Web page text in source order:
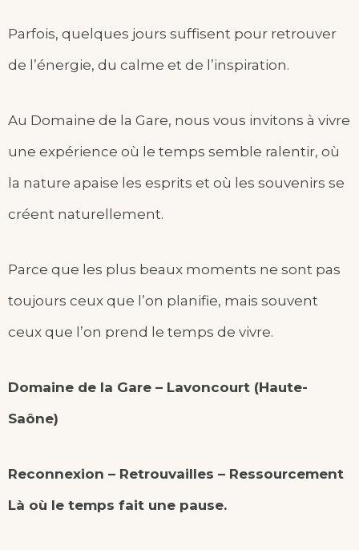
Parfois, quelques jours suffisent pour retrouver
de l’énergie, du calme et de l’inspiration.
Au Domaine de la Gare, nous vous invitons à vivre
une expérience où le temps semble ralentir, où
la nature apaise les esprits et où les souvenirs se
créent naturellement.
Parce que les plus beaux moments ne sont pas
toujours ceux que l’on planifie, mais souvent
ceux que l’on prend le temps de vivre.
Domaine de la Gare – Lavoncourt (Haute-
Saône)
Reconnexion – Retrouvailles – Ressourcement
Là où le temps fait une pause.